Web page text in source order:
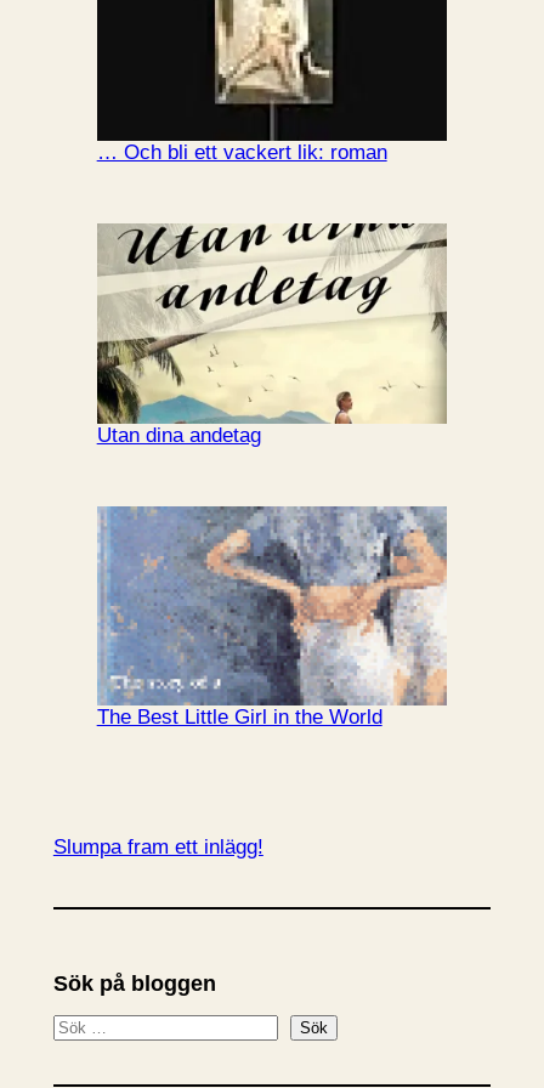
… Och bli ett vackert lik: roman
Utan dina andetag
The Best Little Girl in the World
Slumpa fram ett inlägg!
Sök på bloggen
S
Sök